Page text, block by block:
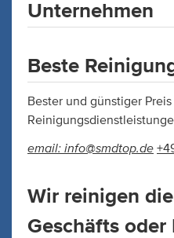
Unternehmen
Beste
Bester und günstiger
email:info@smdtop.de
Wir reinigen
Geschäfts oder